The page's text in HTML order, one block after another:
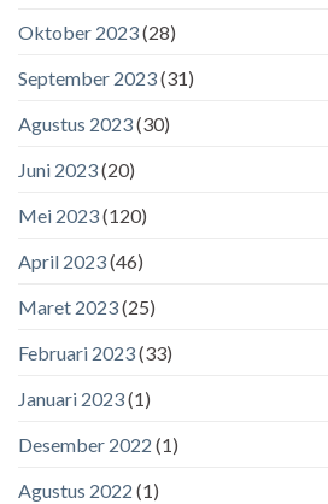
Oktober 2023(28)
September 2023(31)
Agustus 2023(30)
Juni 2023(20)
Mei 2023(120)
April 2023(46)
Maret 2023(25)
Februari 2023(33)
Januari 2023(1)
Desember 2022 (1)
Agustus 2022 (1)